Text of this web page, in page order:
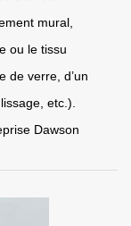
mural,
ou le tissu
de verre, d’un
etc.).
Dawson